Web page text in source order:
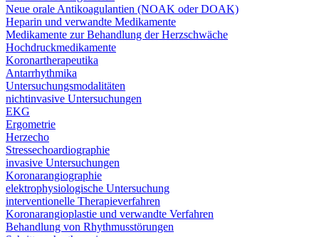
Neue orale Antikoagulantien (NOAK oder DOAK)
Heparin und verwandte Medikamente
Medikamente zur Behandlung der Herzschwäche
Hochdruckmedikamente
Koronartherapeutika
Antarrhythmika
Untersuchungsmodalitäten
nichtinvasive Untersuchungen
EKG
Ergometrie
Herzecho
Stressechoardiographie
invasive Untersuchungen
Koronarangiographie
elektrophysiologische Untersuchung
interventionelle Therapieverfahren
Koronarangioplastie und verwandte Verfahren
Behandlung von Rhythmusstörungen